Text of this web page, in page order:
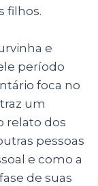
filhos.
e
período
foca no
um
relato dos
pessoas
e como a
de suas